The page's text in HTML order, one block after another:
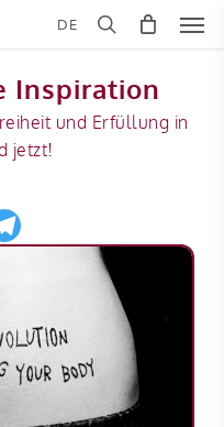
DE
Inspiration
und Erfüllung in
jetzt!